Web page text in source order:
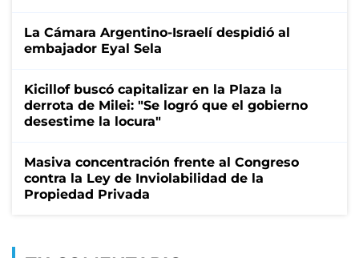
La Cámara Argentino-Israelí despidió al
embajador Eyal Sela
Kicillof buscó capitalizar en la Plaza la
derrota de Milei: "Se logró que el gobierno
desestime la locura"
Masiva concentración frente al Congreso
contra la Ley de Inviolabilidad de la
Propiedad Privada